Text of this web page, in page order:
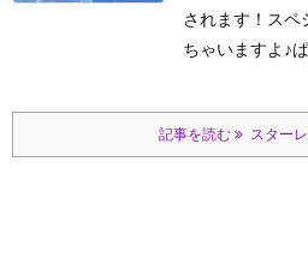
されます！スペ
ちゃいますよ♪
記事を読む スター